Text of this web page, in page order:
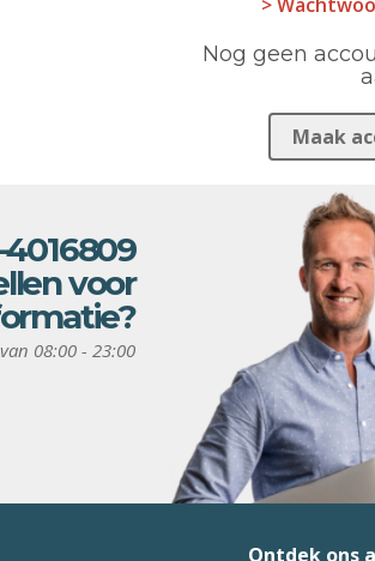
Nog geen
Maak
voor
08:00 - 23:00
Ontdek ons